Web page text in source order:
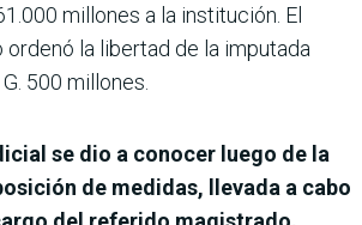
millones a la institución. El
la libertad de la imputada
500 millones.
se dio a conocer luego de la
de medidas, llevada a cabo